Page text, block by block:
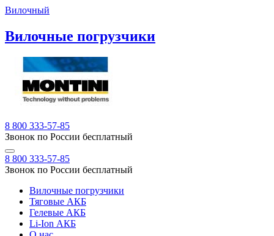
Вилочный
Вилочные погрузчики
8 800 333-57-85
Звонок по России бесплатный
8 800 333-57-85
Звонок по России бесплатный
Вилочные погрузчики
Тяговые АКБ
Гелевые АКБ
Li-Ion АКБ